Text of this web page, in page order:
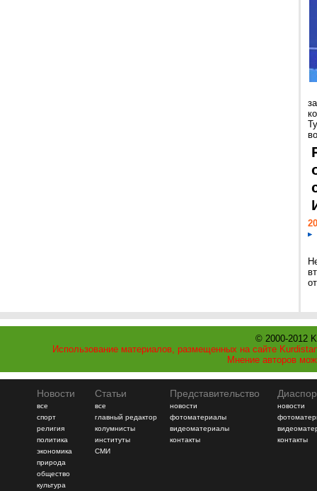
© 2000-2012
Использование материалов, размещенных на сайте
Мнение авторов
Новости
все
спорт
религия
политика
экономика
природа
общество
культура
Статьи
все
главный редактор
колумнисты
институты
СМИ
Представительство
новости
фотоматериалы
видеоматериалы
контакты
новости
контакты